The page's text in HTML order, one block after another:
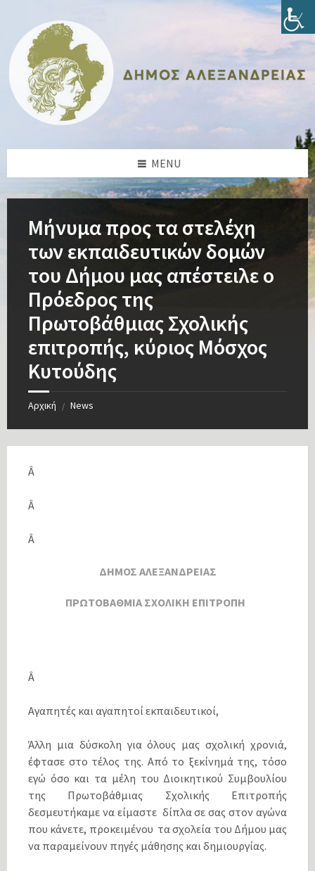
content
sidebar
sidebar
footer
MENU
Μήνυμα προς τα στελέχη
των εκπαιδευτικών δομών
του Δήμου μας απέστειλε ο
Πρόεδρος της
Πρωτοβάθμιας Σχολικής
επιτροπής, κύριος Μόσχος
Κυτούδης
Αρχική / News
Â
Â
Â
ΔΗΜΟΣ ΑΛΕΞΑΝΔΡΕΙΑΣ
ΠΡΩΤΟΒΑΘΜΙΑ ΣΧΟΛΙΚΗ ΕΠΙΤΡΟΠΗ
Â
Αγαπητές και αγαπητοί εκπαιδευτικοί,
Άλλη μια δύσκολη για όλους μας σχολική χρονιά,
έφτασε στο τέλος της. Από το ξεκίνημά της, τόσο
εγώ όσο και τα μέλη του Διοικητικού Συμβουλίου
της Πρωτοβάθμιας Σχολικής Επιτροπής
δεσμευτήκαμε να είμαστε δίπλα σε σας στον αγώνα
που κάνετε, προκειμένου τα σχολεία του Δήμου μας
να παραμείνουν πηγές μάθησης και δημιουργίας.